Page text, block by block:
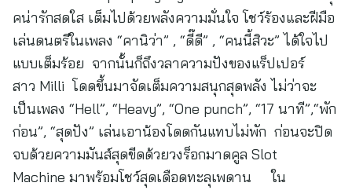
คน่ารักสดใส เต็มไปด้วยพลังความมั่นใจ โชว์ร้องและฝีมือ
เล่นดนตรีในเพลง “คานิว่า” , “ดี๊ดี” , “คนนี้สิวะ” ได้ใจไป
แบบเต็มร้อย จากนั้นก็ถึงวลาความปังของแร็ปเปอร์
สาว Milli โดดขึ้นมาจัดเต็มความสนุกสุดพลัง ไม่ว่าจะ
เป็นเพลง “Hell”, “Heavy”, “One punch”, “17 นาที”,“พัก
ก่อน”, “สุดปัง” เล่นเอาน้องโดดกันแทบไม่พัก ก่อนจะปิด
จบด้วยความมันส์สุดขีดด้วยวงร็อกมาดคูล Slot
Machine มาพร้อมโชว์สุดเดือดทะลุเพดาน ใน